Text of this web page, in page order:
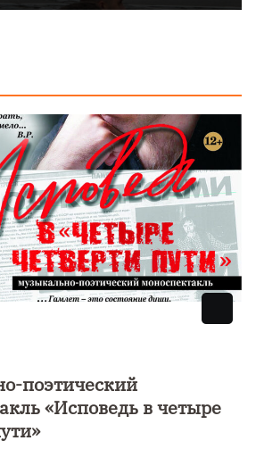
Николай Патрушев
проведение в Калининграде
морского фестиваля